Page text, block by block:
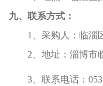
九、联系方式：
1
、采购人：临淄
2 、地址：淄博市
3 、联系电话：